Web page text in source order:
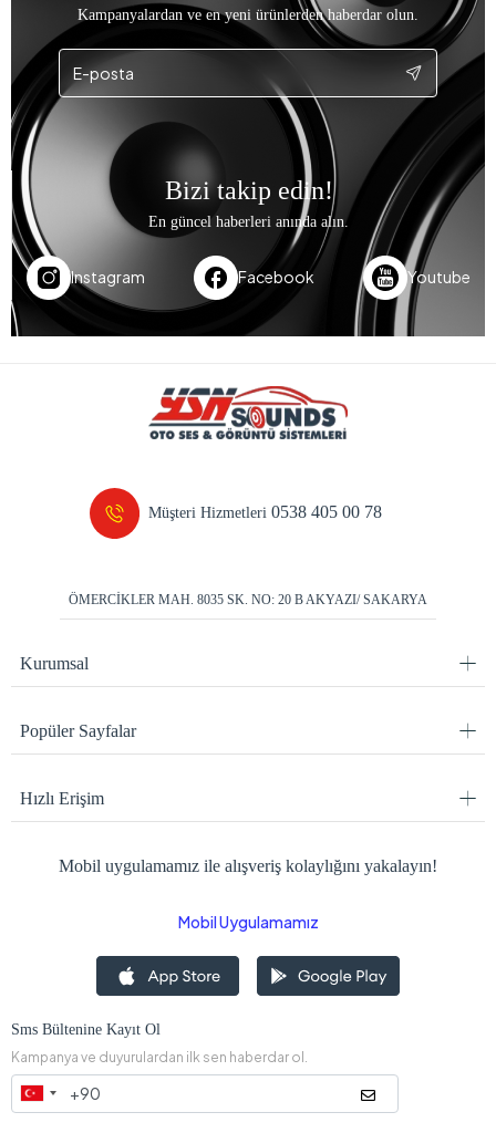
Kampanyalardan ve en yeni ürünlerden haberdar olun.
Bizi takip edin!
En güncel haberleri anında alın.
Instagram Facebook Youtube
Müşteri Hizmetleri0538 405 00 78
ÖMERCİKLER MAH. 8035 SK. NO: 20 B AKYAZI/ SAKARYA
Kurumsal
Popüler Sayfalar
Hızlı Erişim
Mobil uygulamamız ile alışveriş kolaylığını yakalayın!
Mobil Uygulamamız
Sms Bültenine Kayıt Ol
Kampanya ve duyurulardan ilk sen haberdar ol.